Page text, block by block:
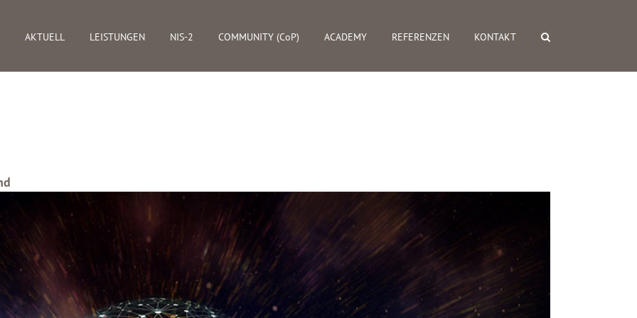
AKTUELL LEISTUNGEN NIS-2 COMMUNITY (CoP) ACADEMY REFERENZEN KONTAKT